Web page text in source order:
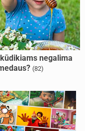
negalima
(82)